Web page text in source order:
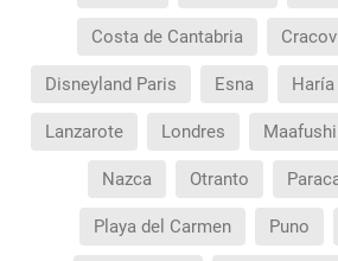
Costa de Cantabria
Disneyland Paris Esna Haría
Lanzarote Londres Maafushi
Nazca Otranto
Playa del Carmen Puno